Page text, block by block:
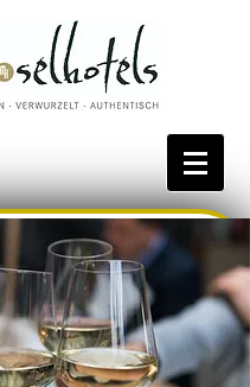
reservieren